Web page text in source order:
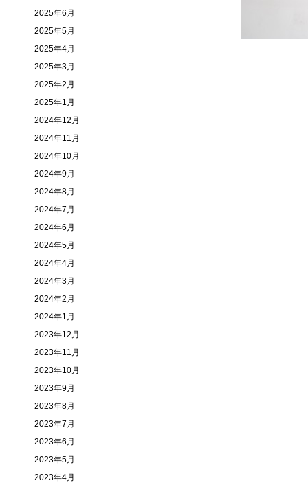
2025年6月
2025年5月
2025年4月
2025年3月
2025年2月
2025年1月
2024年12月
2024年11月
2024年10月
2024年9月
2024年8月
2024年7月
2024年6月
2024年5月
2024年4月
2024年3月
2024年2月
2024年1月
2023年12月
2023年11月
2023年10月
2023年9月
2023年8月
2023年7月
2023年6月
2023年5月
2023年4月